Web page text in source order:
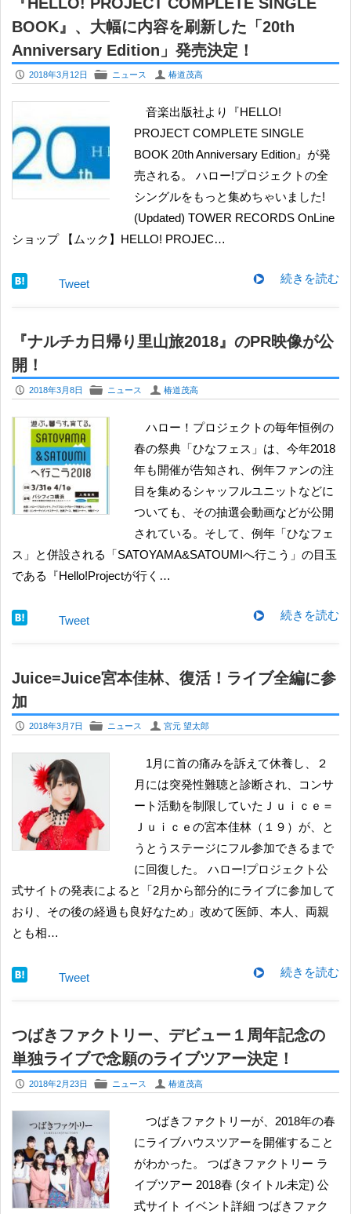
BOOK』、大幅に内容を刷新した「20th
Anniversary Edition」発売決定！
P 2018年3月12日 F ニュース U 椿道茂高
音楽出版社より『HELLO!
PROJECT COMPLETE SINGLE
BOOK 20th Anniversary Edition』が発
売される。 ハロー!プロジェクトの全
シングルをもっと集めちゃいました!
(Updated) TOWER RECORDS OnLine
ショップ 【ムック】HELLO! PROJEC…
続きを読む
Tweet
『ナルチカ日帰り里山旅2018』のPR映像が公
開！
P 2018年3月8日 F ニュース U 椿道茂高
ハロー！プロジェクトの毎年恒例の
春の祭典「ひなフェス」は、今年2018
年も開催が告知され、例年ファンの注
目を集めるシャッフルユニットなどに
ついても、その抽選会動画などが公開
されている。そして、例年「ひなフェ
ス」と併設される「SATOYAMA&SATOUMIへ行こう」の目玉
である『Hello!Projectが行く…
続きを読む
Tweet
Juice=Juice宮本佳林、復活！ライブ全編に参
加
P 2018年3月7日 F ニュース U 宮元 望太郎
1月に首の痛みを訴えて休養し、２
月には突発性難聴と診断され、コンサ
ート活動を制限していたＪｕｉｃｅ＝
Ｊｕｉｃｅの宮本佳林（１９）が、と
うとうステージにフル参加できるまで
に回復した。 ハロー!プロジェクト公
式サイトの発表によると「2月から部分的にライブに参加して
おり、その後の経過も良好なため」改めて医師、本人、両親
とも相…
続きを読む
Tweet
つばきファクトリー、デビュー１周年記念の
単独ライブで念願のライブツアー決定！
P 2018年2月23日 F ニュース U 椿道茂高
つばきファクトリーが、2018年の春
にライブハウスツアーを開催すること
がわかった。 つばきファクトリー ラ
イブツアー 2018春 (タイトル未定) 公
式サイト イベント詳細 つばきファク